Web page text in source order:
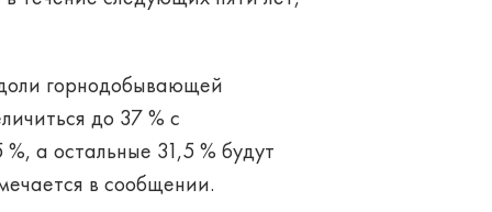
горнодобывающей
до 37 % с
а остальные 31,5 % будут
в сообщении.